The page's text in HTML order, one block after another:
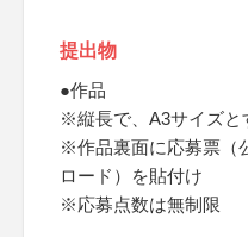
提出物
●作品
※縦長で、A3サイズと
※作品裏面に応募票（
ロード）を貼付け
※応募点数は無制限